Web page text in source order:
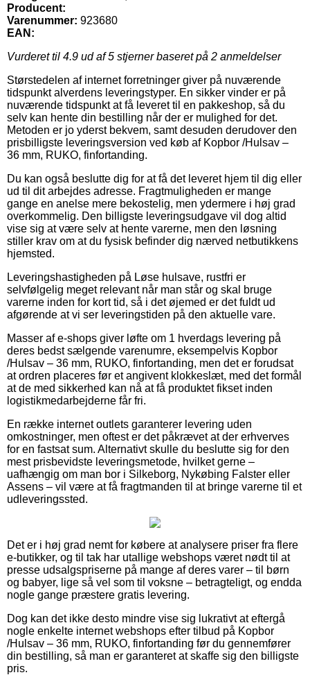
Producent:
Varenummer: 923680
EAN:
Vurderet til 4.9 ud af 5 stjerner baseret på 2 anmeldelser
Størstedelen af internet forretninger giver på nuværende
tidspunkt alverdens leveringstyper. En sikker vinder er på
nuværende tidspunkt at få leveret til en pakkeshop, så du
selv kan hente din bestilling når der er mulighed for det.
Metoden er jo yderst bekvem, samt desuden derudover den
prisbilligste leveringsversion ved køb af Kopbor /Hulsav –
36 mm, RUKO, finfortanding.
Du kan også beslutte dig for at få det leveret hjem til dig eller
ud til dit arbejdes adresse. Fragtmuligheden er mange
gange en anelse mere bekostelig, men ydermere i høj grad
overkommelig. Den billigste leveringsudgave vil dog altid
vise sig at være selv at hente varerne, men den løsning
stiller krav om at du fysisk befinder dig nærved netbutikkens
hjemsted.
Leveringshastigheden på Løse hulsave, rustfri er
selvfølgelig meget relevant når man står og skal bruge
varerne inden for kort tid, så i det øjemed er det fuldt ud
afgørende at vi ser leveringstiden på den aktuelle vare.
Masser af e-shops giver løfte om 1 hverdags levering på
deres bedst sælgende varenumre, eksempelvis Kopbor
/Hulsav – 36 mm, RUKO, finfortanding, men det er forudsat
at ordren placeres før et angivent klokkeslæt, med det formål
at de med sikkerhed kan nå at få produktet fikset inden
logistikmedarbejderne får fri.
En række internet outlets garanterer levering uden
omkostninger, men oftest er det påkrævet at der erhverves
for en fastsat sum. Alternativt skulle du beslutte sig for den
mest prisbevidste leveringsmetode, hvilket gerne –
uafhængig om man bor i Silkeborg, Nykøbing Falster eller
Assens – vil være at få fragtmanden til at bringe varerne til et
udleveringssted.
Det er i høj grad nemt for købere at analysere priser fra flere
e-butikker, og til tak har utallige webshops været nødt til at
presse udsalgspriserne på mange af deres varer – til børn
og babyer, lige så vel som til voksne – betragteligt, og endda
nogle gange præstere gratis levering.
Dog kan det ikke desto mindre vise sig lukrativt at eftergå
nogle enkelte internet webshops efter tilbud på Kopbor
/Hulsav – 36 mm, RUKO, finfortanding før du gennemfører
din bestilling, så man er garanteret at skaffe sig den billigste
pris.